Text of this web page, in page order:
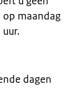
maandag
dagen